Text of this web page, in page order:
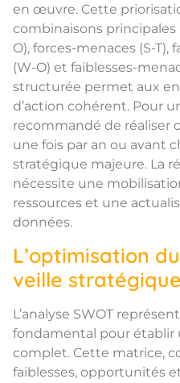
en œuvre. Cette
combinaisons
O), forces-menaces (S-
(W-O) et faiblesses-
structurée permet aux
d’action cohérent. Pour
recommandé de réaliser
une fois par an ou avant
stratégique majeure. La
nécessite une
ressources et une
données.
L’optimisation
veille
L’analyse SWOT
fondamental pour établir
complet. Cette matrice,
faiblesses, opportunités